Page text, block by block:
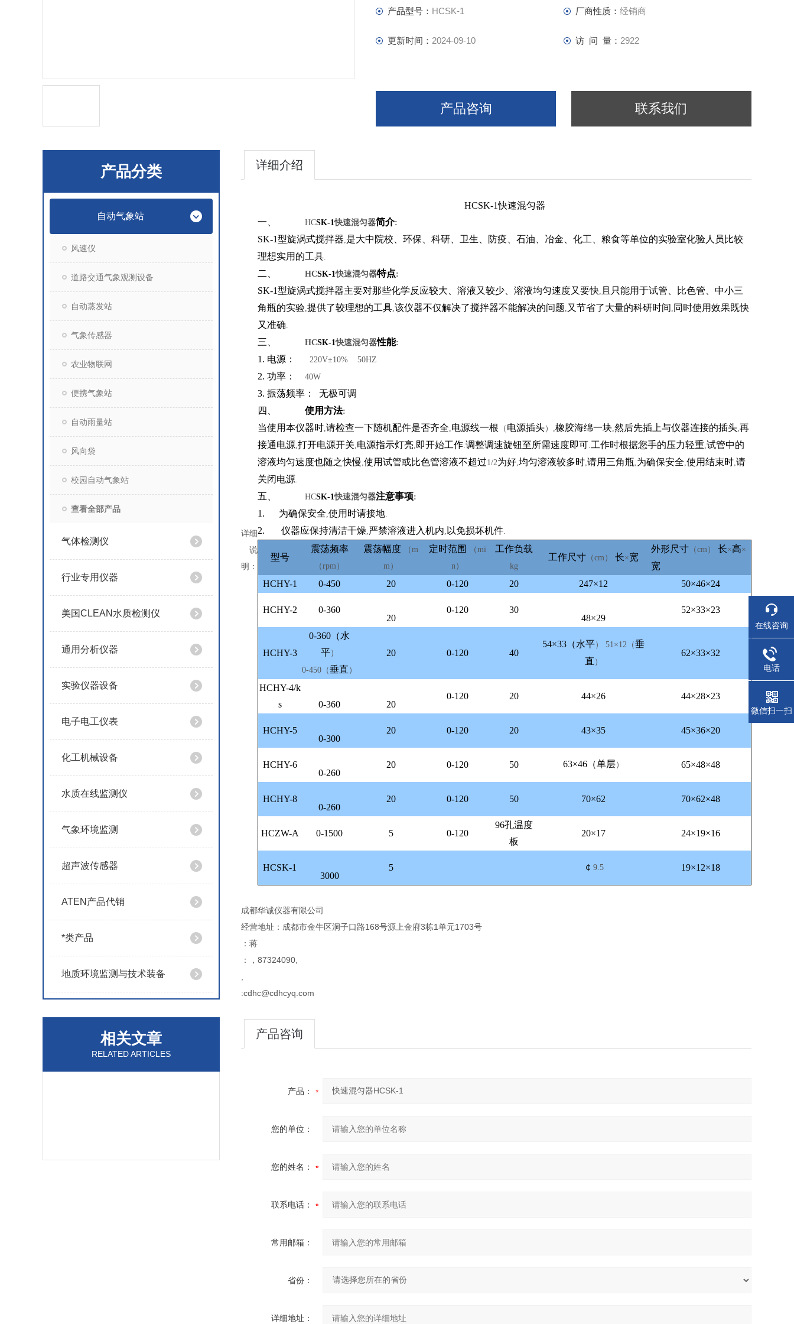
产品型号： HCSK-1 厂商性质： 经销商
更新时间： 2024-09-10 访 问 量： 2922
产品咨询 联系我们
产品分类
自动气象站
风速仪
道路交通气象观测设备
自动蒸发站
气象传感器
农业物联网
便携气象站
自动雨量站
风向袋
校园自动气象站
查看全部产品
气体检测仪
行业专用仪器
美国CLEAN水质检测仪
通用分析仪器
实验仪器设备
电子电工仪表
化工机械设备
水质在线监测仪
气象环境监测
超声波传感器
ATEN产品代销
*类产品
地质环境监测与技术装备
相关文章
RELATED ARTICLES
详细介绍
详细
说
明：
HCSK-1快速混匀器
一、
HCSK-1快速混匀器简介:
SK-1型旋涡式搅拌器,是大中院校、环保、科研、卫生、防疫、石油、冶金、化工、粮食等单位的实验室化验人员比较
理想实用的工具.
二、 HCSK-1快速混匀器特点:
SK-1型旋涡式搅拌器主要对那些化学反应较大、溶液又较少、溶液均匀速度又要快, 且只能用于试管、比色管、中小三
角瓶的实验,提供了较理想的工具,该仪器不仅解决了搅拌器不能解决的问题, 又节省了大量的科研时间 , 同时使用效果既快
又准确.
三、 HCSK-1快速混匀器性能:
1. 电源： 220V±10% 50HZ
2. 功率： 40W
3. 振荡频率：
无极可调
四、
使用方法:
当使用本仪器时,请检查一下随机配件是否齐全,电源线一根 （ 电源插头）,橡胶海绵一块,然后先插上与仪器连接的插头,再
接通电源,打开电源开关,电源指示灯亮, 即开始工作.调整调速旋钮至所需速度即可.工作时根据您手的压力轻重,试管中的
溶液均匀速度也随之快慢 ,使用试管或比色管溶液不超过1/2为好,均匀溶液较多时,请用三角瓶,为确保安全,使用结束时,请
关闭电源.
五、 HCSK-1快速混匀器注意事项:
1. 为确保安全,使用时请接地.
2. 仪器应保持清洁干燥,严禁溶液进入机内, 以免损坏机件.
型号
震荡频率
（rpm）
震荡幅度 （m
m）
定时范围
（mi
n）
工作负载
kg
工作尺寸 （cm） 长×宽
外形尺寸 （cm） 长×高×
宽
HCHY-1
0-450 20 0-120 20 247×12 50×46×24
HCHY-2
0-360
20
0-120
30
48×29
52×33×23
HCHY-3
0-360（水
平）
0-450（垂直 ）
20 0-120 40
54×33（水平） 51×12（垂
直 ）
62×33×32
HCHY-4/k
s
0-360 20
0-120 20 44×26 44×28×23
HCHY-5
0-300
20 0-120 20 43×35 45×36×20
HCHY-6
0-260
20 0-120 50 63×46（单层） 65×48×48
HCHY-8
0-260
20 0-120 50 70×62 70×62×48
HCZW-A 0-1500 5 0-120
96孔温度
板
20×17 24×19×16
HCSK-1
3000
5 ￠ 9.5 19×12×18
成都华诚仪器有限公司
经营地址：成都市金牛区洞子口路168号源上金府3栋1单元1703号
：蒋
：，87324090,
:cdhc@cdhcyq.com
产品咨询
产品：
您的单位：
您的姓名：
联系电话：
常用邮箱：
省份：
详细地址：
在线咨询
电话
微信扫一扫